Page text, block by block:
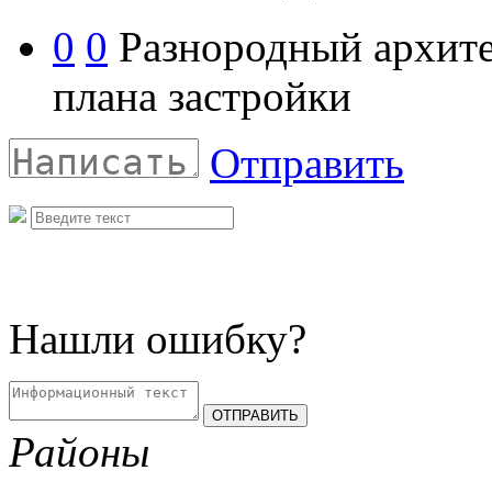
0 0 Разнородный
плана застройки
Отправить
Нашли ошибку?
Районы